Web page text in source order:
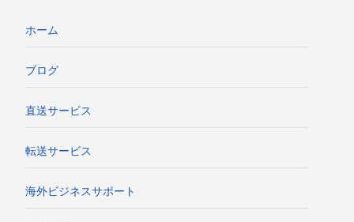
ホーム
ブログ
直送サービス
転送サービス
海外ビジネスサポート